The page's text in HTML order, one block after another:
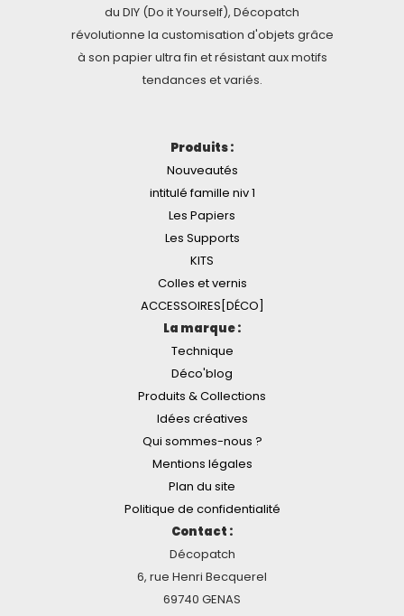
du DIY (Do it Yourself), Décopatch
révolutionne la customisation d'objets grâce
à son papier ultra fin et résistant aux motifs
tendances et variés.
Produits :
Nouveautés
intitulé famille niv 1
Les Papiers
Les Supports
KITS
Colles et vernis
ACCESSOIRES[DÉCO]
La marque :
Technique
Déco'blog
Produits & Collections
Idées créatives
Qui sommes-nous ?
Mentions légales
Plan du site
Politique de confidentialité
Contact :
Décopatch
6, rue Henri Becquerel
69740 GENAS